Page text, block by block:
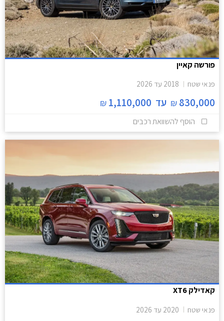
פורשה קאיין
פנאי שטח 2018 עד 2026
830,000
₪ עד 1,110,000
₪
הוסף להשוואת רכבים
קאדילק XT6
פנאי שטח 2020 עד 2026